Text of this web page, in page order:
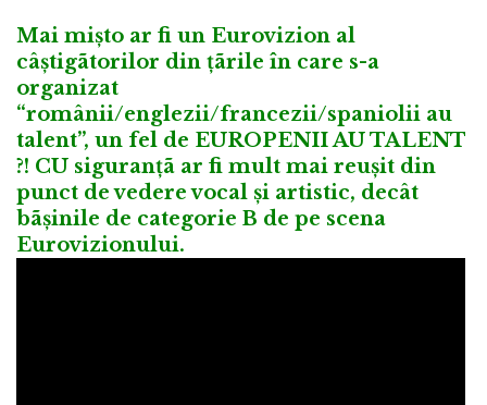
Mai mișto ar fi un Eurovizion al
câștigãtorilor din țãrile în care s-a
organizat
“românii/englezii/francezii/spaniolii au
talent”, un fel de EUROPENII AU TALENT
?! CU siguranțã ar fi mult mai reușit din
punct de vedere vocal și artistic, decât
bãșinile de categorie B de pe scena
Eurovizionului.